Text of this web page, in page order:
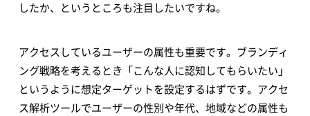
したか、というところも注目したいですね。
アクセスしているユーザーの属性も重要です。ブランディ
ング戦略を考えるとき「こんな人に認知してもらいたい」
というように想定ターゲットを設定するはずです。アクセ
ス解析ツールでユーザーの性別や年代、地域などの属性も